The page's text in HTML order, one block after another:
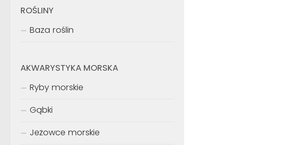
ROŚLINY
Baza roślin
AKWARYSTYKA MORSKA
Ryby morskie
Gąbki
Jeżowce morskie